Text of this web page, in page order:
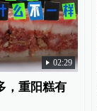
02:29
，重阳糕有